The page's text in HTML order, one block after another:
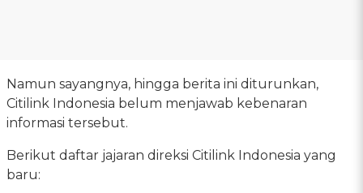
Namun sayangnya, hingga berita ini diturunkan,
Citilink Indonesia belum menjawab kebenaran
informasi tersebut.
Berikut daftar jajaran direksi Citilink Indonesia yang
baru: